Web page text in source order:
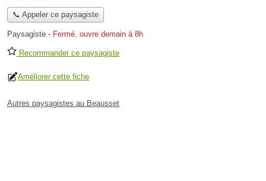
📞 Appeler ce paysagiste
Paysagiste - Fermé, ouvre demain à 8h
Recommander ce paysagiste
Améliorer cette fiche
Autres paysagistes au Beausset